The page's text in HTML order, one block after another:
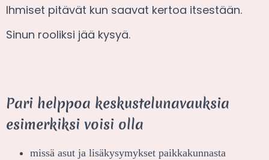
Ihmiset pitävät kun saavat kertoa itsestään.
Sinun rooliksi jää kysyä.
Pari helppoa keskustelunavauksia
esimerkiksi voisi olla
missä asut ja lisäkysymykset paikkakunnasta